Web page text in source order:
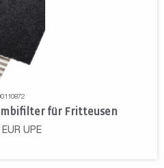
für Fritteusen
EUR UPE